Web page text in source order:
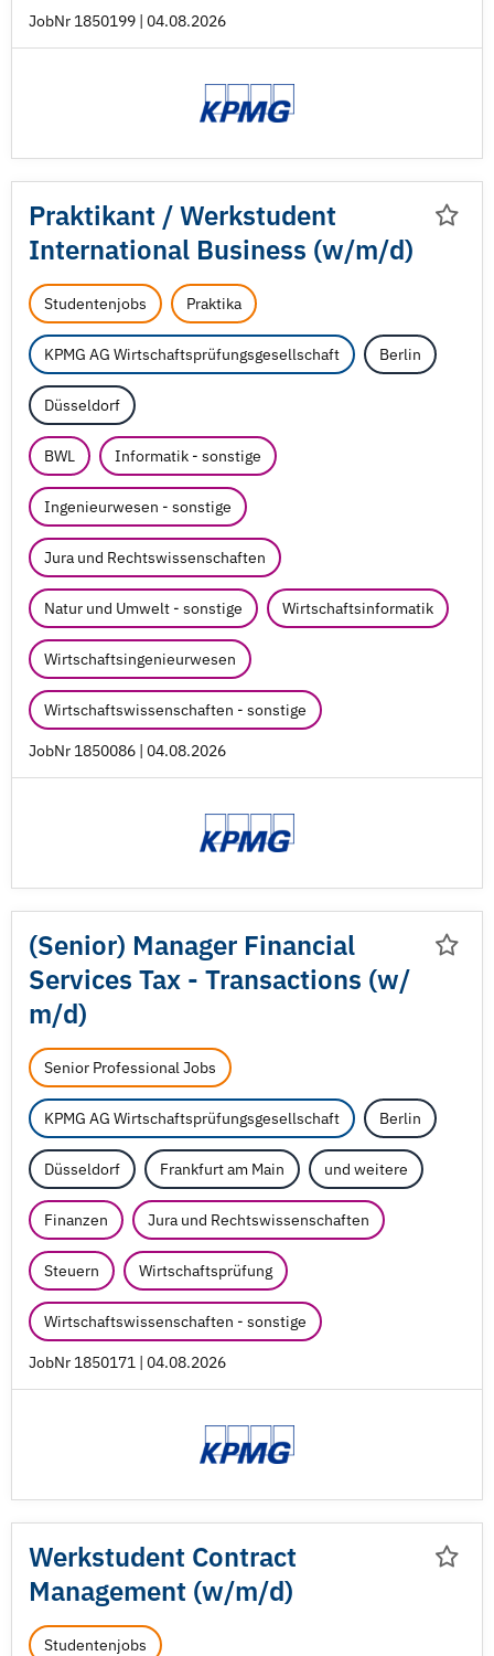
JobNr 1850199 | 04.08.2026
Praktikant /Werkstudent
International Business (w/m/d)
Studentenjobs Praktika
KPMG AG Wirtschaftsprüfungsgesellschaft Berlin
Düsseldorf
BWL Informatik - sonstige
Ingenieurwesen - sonstige
Jura und Rechtswissenschaften
Natur und Umwelt - sonstige Wirtschaftsinformatik
Wirtschaftsingenieurwesen
Wirtschaftswissenschaften - sonstige
JobNr 1850086 | 04.08.2026
(Senior) Manager Financial
Services Tax - Transactions (w/
m/d)
Senior Professional Jobs
KPMG AG Wirtschaftsprüfungsgesellschaft Berlin
Düsseldorf Frankfurt am Main und weitere
Finanzen Jura und Rechtswissenschaften
Steuern Wirtschaftsprüfung
Wirtschaftswissenschaften - sonstige
JobNr 1850171 | 04.08.2026
Werkstudent Contract
Management (w/m/d)
Studentenjobs